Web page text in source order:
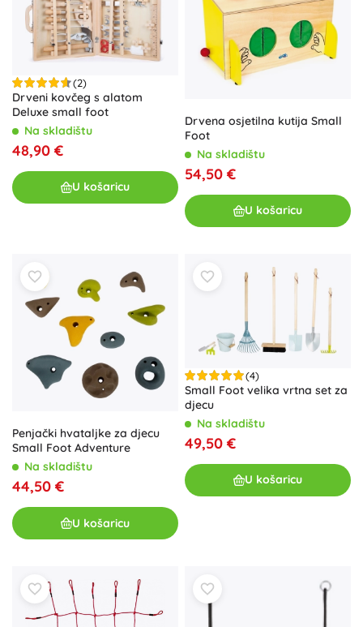
(2)
Drveni kovčeg s alatom
Deluxe small foot
Na skladištu
48,90 €
U košaricu
Drvena osjetilna kutija Small
Foot
Na skladištu
54,50 €
U košaricu
Penjački hvataljke za djecu
Small Foot Adventure
Na skladištu
44,50 €
U košaricu
(4)
Small Foot velika vrtna set za
djecu
Na skladištu
49,50 €
U košaricu